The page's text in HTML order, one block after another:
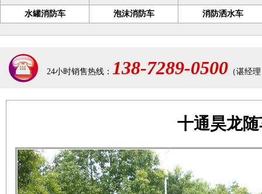
水罐消防车 泡沫消防车 消防洒水车
24小时销售热线： 138-7289-0500 （谌经
十通昊龙